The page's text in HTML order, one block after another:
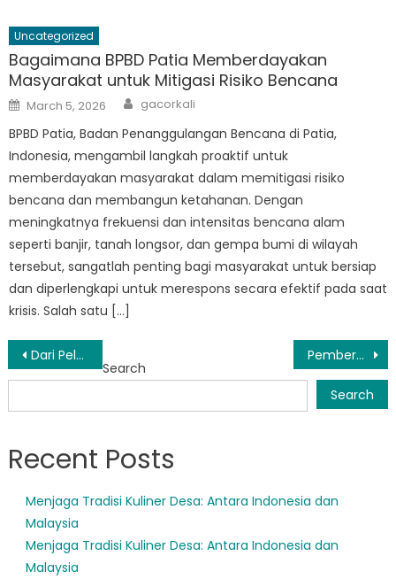
Uncategorized
Bagaimana BPBD Patia Memberdayakan
Masyarakat untuk Mitigasi Risiko Bencana
Posted
on
March 5, 2026 Author
gacorkali
BPBD Patia, Badan Penanggulangan Bencana di Patia,
Indonesia, mengambil langkah proaktif untuk
memberdayakan masyarakat dalam memitigasi risiko
bencana dan membangun ketahanan. Dengan
meningkatnya frekuensi dan intensitas bencana alam
seperti banjir, tanah longsor, dan gempa bumi di wilayah
tersebut, sangatlah penting bagi masyarakat untuk bersiap
dan diperlengkapi untuk merespons secara efektif pada saat
krisis. Salah satu […]
Post
navigation
Dari Pelatihan ke Aksi: Cara BPBD Menes Menyelamatkan Nyawa di Saat Krisis Pemberdayaan Masyarakat: Dampak Program Sosialisasi BPBD Cibaliung
Search
Search
Recent Posts
Menjaga Tradisi Kuliner Desa: Antara Indonesia dan
Malaysia
Menjaga Tradisi Kuliner Desa: Antara Indonesia dan
Malaysia